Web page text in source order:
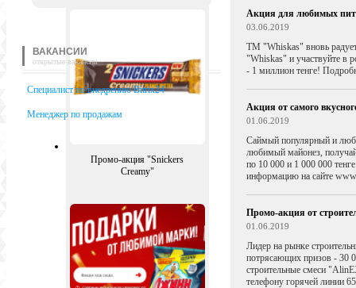
Промо-акция "Snickers
Creamy"
ВАКАНСИИ
открытые вакансии
Специалист по внедрению Bitrix24
Менеджер по продажам
Акция для любимых
03.06.2019
ТМ "Whiskas" вновь
"Whiskas" и участвуйте в
- 1 миллион тенге!
Акция от самого
01.06.2019
Саймый популярный и
любимый майонез, получай
по 10 000 и 1 000 000
информацию на сайте
Промо-акция от
01.06.2019
Лидер на рынке
потрясающих призов - 30
строительные смеси "
телефону горячей линии